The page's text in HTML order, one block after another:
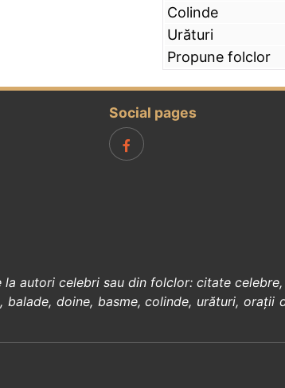
Colinde
Urături
Propune folclor
Social pages
la autori celebrisau din folclor: citate celebre,
, balade, doine, basme,colinde, urături, orații